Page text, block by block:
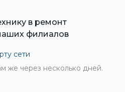
в ремонт
филиалов
сети
же через несколько дней.